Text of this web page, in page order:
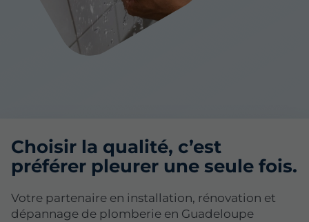
Choisir la qualité, c’est
préférer pleurer une seule fois.
Votre partenaire en installation, rénovation et
dépannage de plomberie en Guadeloupe